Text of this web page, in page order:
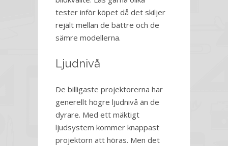
tester inför köpet då det skiljer
rejält mellan de bättre och de
sämre modellerna.
Ljudnivå
De billigaste projektorerna har
generellt högre ljudnivå än de
dyrare. Med ett mäktigt
ljudsystem kommer knappast
projektorn att höras. Men det